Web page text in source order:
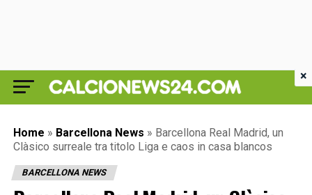
Home » Barcellona News » Barcellona Real Madrid, un
Clàsico surreale tra titolo Liga e caos in casa blancos
BARCELLONA NEWS
×